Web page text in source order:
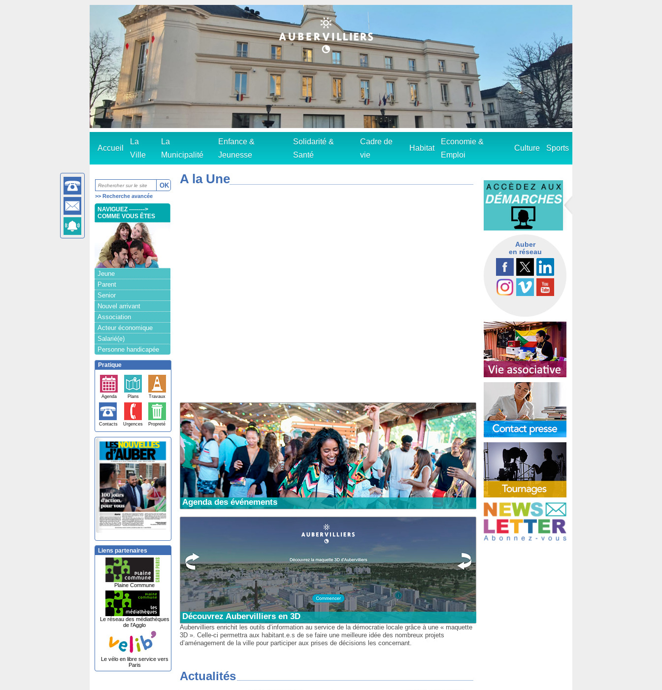
Accueil
La
Ville
La
Municipalité
Enfance &
Jeunesse
Solidarité &
Santé
Cadre de
vie
Habitat
Economie &
Emploi
Culture Sports
>> Recherche avancée
NAVIGUEZ -------->
COMME VOUS ÊTES
Jeune
Parent
Senior
Nouvel arrivant
Association
Acteur économique
Salarié(e)
Personne handicapée
Pratique
Agenda Plans Travaux
Contacts Urgences Propreté
Liens partenaires
Plaine Commune
Le réseau des médiathèques
de l'Agglo
Le vélo en libre service vers
Paris
A la Une
Agenda des événements
Découvrez Aubervilliers en 3D
Aubervilliers enrichit les outils d’information au service de la démocratie locale grâce à une « maquette
3D ». Celle-ci permettra aux habitant.e.s de se faire une meilleure idée des nombreux projets
d’aménagement de la ville pour participer aux prises de décisions les concernant.
Actualités
Auber
en réseau